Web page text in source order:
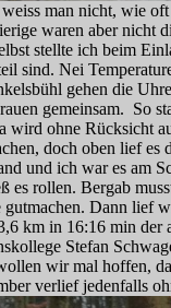
man nicht, wie
waren aber nicht
stellte ich beim
sind. Nei
gehen die
gemeinsam. So
wird ohne Rücksicht
doch oben lief es
und ich war es am
es rollen. Bergab
gutmachen. Dann lief
km in 16:16 min der
Stefan
wir mal hoffen,
verlief jedenfalls